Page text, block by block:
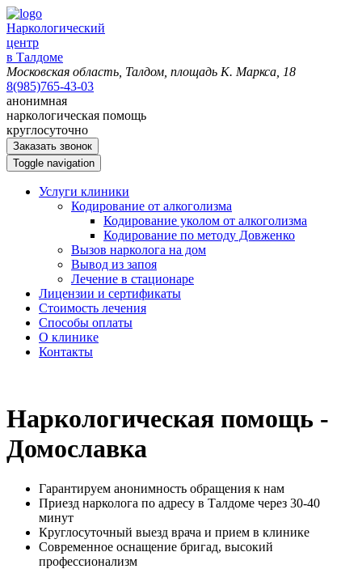
Наркологический
центр
в Талдоме
Московская область, Талдом, площадь К. Маркса, 18
8(985)765-43-03
анонимная
наркологическая помощь
круглосуточно
Заказать звонок
Toggle navigation
Услуги клиники
Кодирование от алкоголизма
Кодирование уколом от алкоголизма
Кодирование по методу Довженко
Вызов нарколога на дом
Вывод из запоя
Лечение в стационаре
Лицензии и сертификаты
Стоимость лечения
Способы оплаты
О клинике
Контакты
Наркологическая помощь -
Домославка
Гарантируем анонимность обращения к нам
Приезд нарколога по адресу в Талдоме через 30-40
минут
Круглосуточный выезд врача и прием в клинике
Современное оснащение бригад, высокий
профессионализм